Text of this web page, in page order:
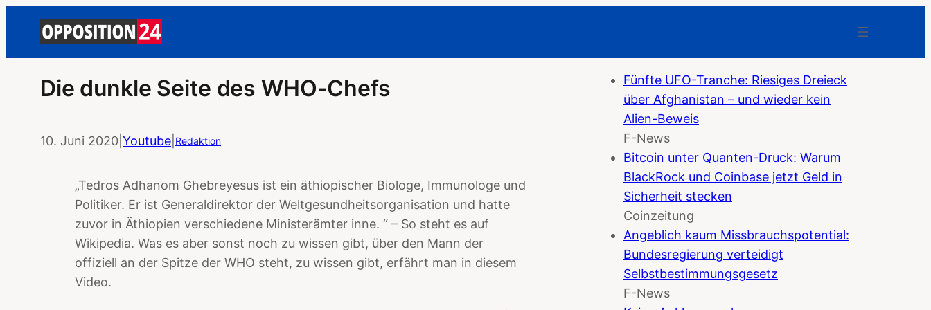
Die dunkle Seite des WHO-Chefs
10. Juni 2020 Youtube Redaktion
„Tedros Adhanom Ghebreyesus ist ein äthiopischer Biologe, Immunologe und
Politiker. Er ist Generaldirektor der Weltgesundheitsorganisation und hatte
zuvor in Äthiopien verschiedene Ministerämter inne. “ – So steht es auf
Wikipedia. Was es aber sonst noch zu wissen gibt, über den Mann der
offiziell an der Spitze der WHO steht, zu wissen gibt, erfährt man in diesem
Video.
Fünfte UFO-Tranche: Riesiges Dreieck
über Afghanistan – und wieder kein
Alien-Beweis
F-News
Bitcoin unter Quanten-Druck: Warum
BlackRock und Coinbase jetzt Geld in
Sicherheit stecken
Coinzeitung
Angeblich kaum Missbrauchspotential:
Bundesregierung verteidigt
Selbstbestimmungsgesetz
F-News